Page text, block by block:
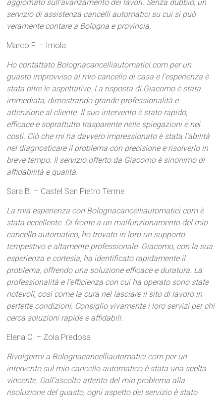
aggiornato sull’avanzamento dei lavori. Senza dubbio, un
servizio di assistenza cancelli automatici su cui si può
veramente contare a Bologna e provincia.
Marco F. – Imola
Ho contattato Bolognacancelliautomatici.com per un
guasto improvviso al mio cancello di casa e l’esperienza è
stata oltre le aspettative. La risposta di Giacomo è stata
immediata, dimostrando grande professionalità e
attenzione al cliente. Il suo intervento è stato rapido,
efficace e soprattutto trasparente nelle spiegazioni e nei
costi. Ciò che mi ha davvero impressionato è stata l’abilità
nel diagnosticare il problema con precisione e risolverlo in
breve tempo. Il servizio offerto da Giacomo è sinonimo di
affidabilità e qualità.
Sara B. – Castel San Pietro Terme
La mia esperienza con Bolognacancelliautomatici.com è
stata eccellente. Di fronte a un malfunzionamento del mio
cancello automatico, ho trovato in loro un supporto
tempestivo e altamente professionale. Giacomo, con la sua
esperienza e cortesia, ha identificato rapidamente il
problema, offrendo una soluzione efficace e duratura. La
professionalità e l’efficienza con cui ha operato sono state
notevoli, così come la cura nel lasciare il sito di lavoro in
perfette condizioni. Consiglio vivamente i loro servizi per chi
cerca soluzioni rapide e affidabili.
Elena C. – Zola Predosa
Rivolgermi a Bolognacancelliautomatici.com per un
intervento sul mio cancello automatico è stata una scelta
vincente. Dall’ascolto attento del mio problema alla
risoluzione del guasto, ogni aspetto del servizio è stato